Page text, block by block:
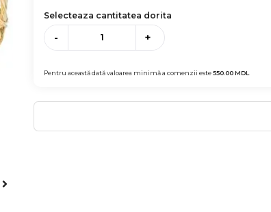
Selecteaza cantitatea dorita
- +
Pentru această dată valoarea minimă a comenzii este550.00MDL